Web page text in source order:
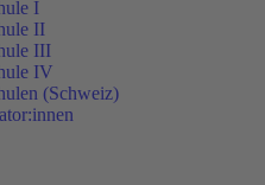
I
II
III
IV
(Schweiz)